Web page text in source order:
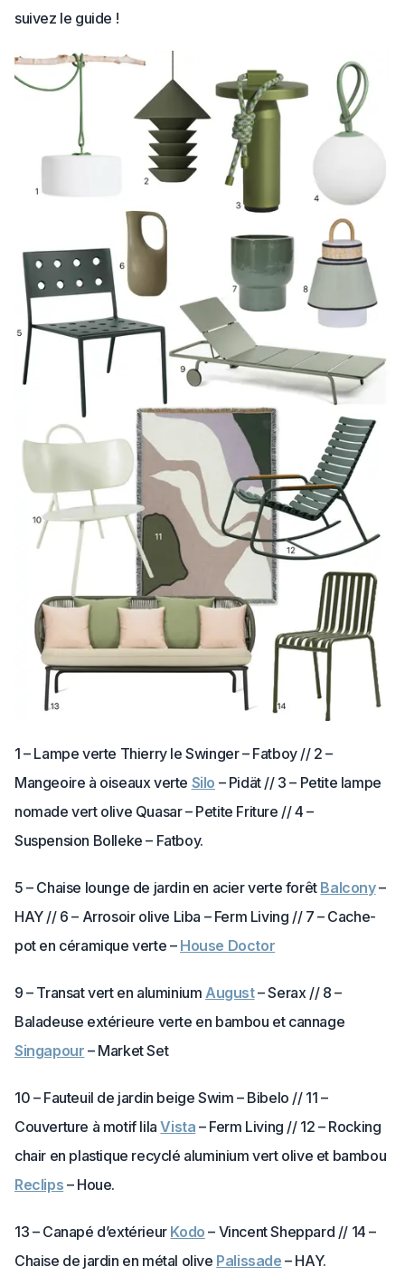
suivez le guide !
1 – Lampe verte Thierry le Swinger – Fatboy // 2 –
Mangeoire à oiseaux verte Silo – Pidät // 3 – Petite lampe
nomade vert olive Quasar – Petite Friture // 4 –
Suspension Bolleke – Fatboy.
5 – Chaise lounge de jardin en acier verte forêt Balcony–
HAY // 6 – Arrosoir olive Liba – Ferm Living // 7 – Cache-
pot en céramique verte – House Doctor
9 – Transat vert en aluminium August– Serax // 8 –
Baladeuse extérieure verte en bambou et cannage
Singapour – Market Set
10 – Fauteuil de jardin beige Swim – Bibelo // 11 –
Couverture à motif lilaVista – Ferm Living // 12 – Rocking
chair en plastique recyclé aluminium vert olive et bambou
Reclips – Houe.
13 – Canapé d’extérieur Kodo – Vincent Sheppard // 14 –
Chaise de jardin en métal olive Palissade – HAY.